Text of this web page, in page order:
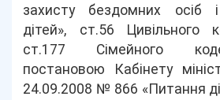
захисту бездомних осіб
дітей», ст.56 Цивільного
ст.177 Сімейного
постановою Кабінету
24.09.2008 № 866 «Питання